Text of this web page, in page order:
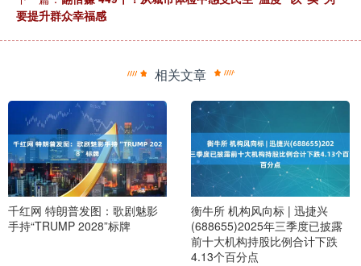
要提升群众幸福感
相关文章
千红网 特朗普发图：歌剧魅影
手持“TRUMP 2028”标牌
衡牛所 机构风向标 | 迅捷兴
(688655)2025年三季度已披露
前十大机构持股比例合计下跌
4.13个百分点